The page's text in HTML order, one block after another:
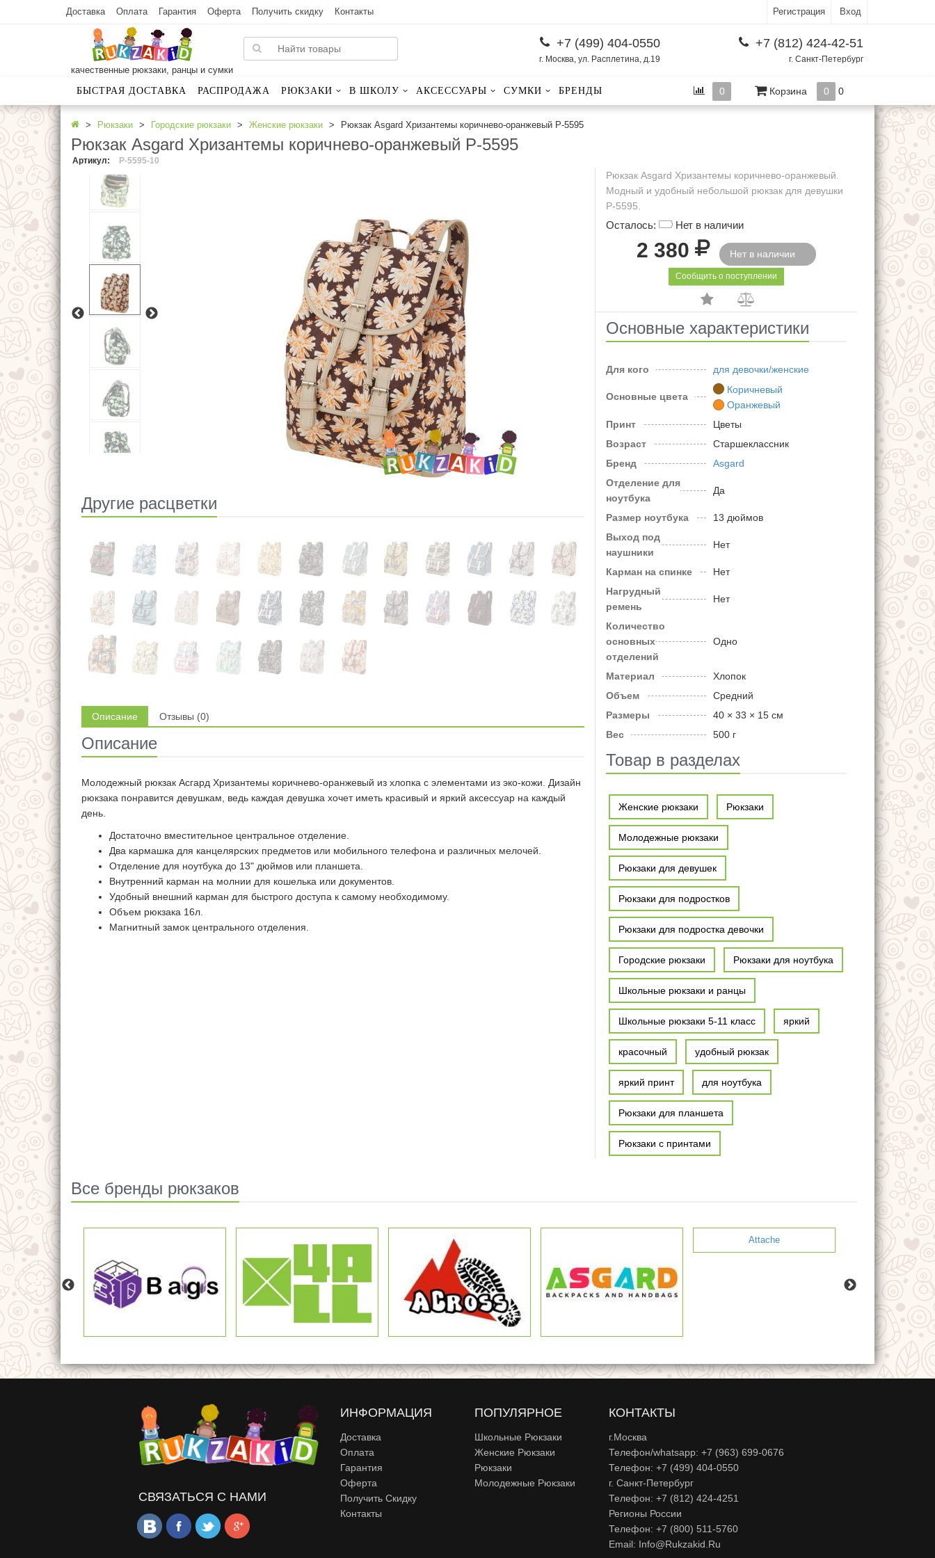
Доставка Оплата Гарантия Оферта Получить скидку Контакты Регистрация Вход
качественные рюкзаки, ранцы и сумки
+7 (499) 404-0550
г. Москва, ул. Расплетина, д.19
+7 (812) 424-42-51
г. Санкт-Петербург
БЫСТРАЯ ДОСТАВКА РАСПРОДАЖА РЮКЗАКИ В ШКОЛУ АКСЕССУАРЫ СУМКИ БРЕНДЫ 0 Корзина 0 0
Рюкзаки Городские рюкзаки Женские рюкзаки Рюкзак Asgard Хризантемы коричнево-оранжевый Р-5595
Рюкзак Asgard Хризантемы коричнево-оранжевый Р-5595
Артикул: P-5595-10
Другие расцветки
Рюкзак Asgard Хризантемы коричнево-оранжевый.
Модный и удобный небольшой рюкзак для девушки
Р-5595.
Осталось: Нет в наличии
2 380Р Нет в наличии
Сообщить о поступлении
Основные характеристики
Для кого для девочки/женские
Основные цвета
Коричневый
Оранжевый
Принт
Цветы
Возраст
Старшеклассник
Бренд
Asgard
Отделение для
ноутбука
Да
Размер ноутбука
13 дюймов
Выход под
наушники
Нет
Карман на спинке
Нет
Нагрудный
ремень
Нет
Количество
основных
отделений
Одно
Материал
Хлопок
Объем
Средний
Размеры
40 × 33 × 15 см
Вес
500 г
Описание Отзывы (0)
Описание
Молодежный рюкзак Асгард Хризантемы коричнево-оранжевый из хлопка с элементами из эко-кожи. Дизайн
рюкзака понравится девушкам, ведь каждая девушка хочет иметь красивый и яркий аксессуар на каждый
день.
Достаточно вместительное центральное отделение.
Два кармашка для канцелярских предметов или мобильного телефона и различных мелочей.
Отделение для ноутбука до 13" дюймов или планшета.
Внутренний карман на молнии для кошелька или документов.
Удобный внешний карман для быстрого доступа к самому необходимому.
Объем рюкзака 16л.
Магнитный замок центрального отделения.
Товар в разделах
Женские рюкзаки Рюкзаки
Молодежные рюкзаки
Рюкзаки для девушек
Рюкзаки для подростков
Рюкзаки для подростка девочки
Городские рюкзаки Рюкзаки для ноутбука
Школьные рюкзаки и ранцы
Школьные рюкзаки 5-11 класс яркий
красочный удобный рюкзак
яркий принт для ноутбука
Рюкзаки для планшета
Рюкзаки с принтами
Все бренды рюкзаков
Attache
СВЯЗАТЬСЯ С НАМИ
ИНФОРМАЦИЯ
Доставка
Оплата
Гарантия
Оферта
Получить Скидку
Контакты
ПОПУЛЯРНОЕ
Школьные Рюкзаки
Женские Рюкзаки
Рюкзаки
Молодежные Рюкзаки
КОНТАКТЫ
г.Москва
Телефон/whatsapp: +7 (963) 699-0676
Телефон: +7 (499) 404-0550
г. Санкт-Петербург
Телефон: +7 (812) 424-4251
Регионы России
Телефон: +7 (800) 511-5760
Email: Info@rukzakid.ru